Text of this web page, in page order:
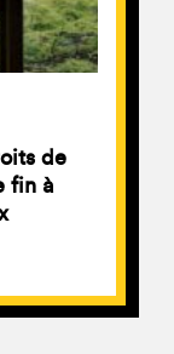
de
fin à